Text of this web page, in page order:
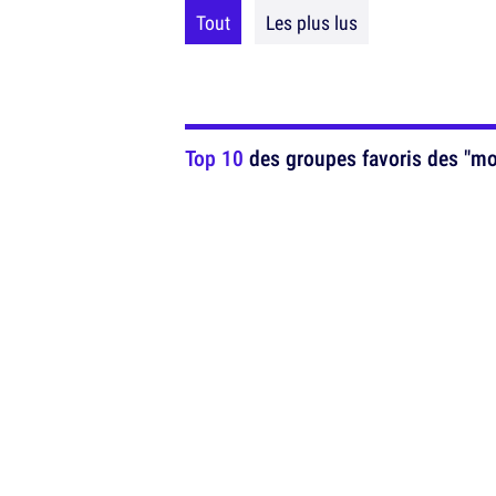
Tout Les plus lus
Top 10 des groupes favoris des